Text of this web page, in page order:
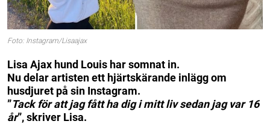
Foto: Instagram/Lisaajax
Lisa Ajax hund Louis har somnat in.
Nu delar artisten ett hjärtskärande inlägg om
husdjuret på sin Instagram.
”Tack för att jag fått ha dig i mitt liv sedan jag var 16
år”, skriver Lisa.